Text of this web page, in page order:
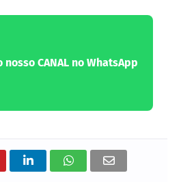
nosso CANAL no WhatsApp